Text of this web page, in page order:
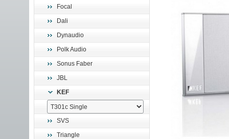
Focal
Dali
Dynaudio
Polk Audio
Sonus Faber
JBL
KEF
SVS
Triangle